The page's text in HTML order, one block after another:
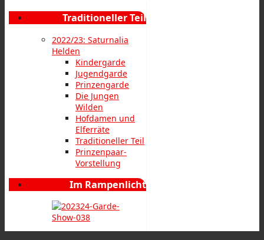
Traditioneller Teil
2022/23: Saturnalia
Helden
Kindergarde
Jugendgarde
Prinzengarde
Die Jungen
Wilden
Hofdamen und
Elferräte
Traditioneller Teil
Prinzenpaar-
Vorstellung
Im Rampenlicht